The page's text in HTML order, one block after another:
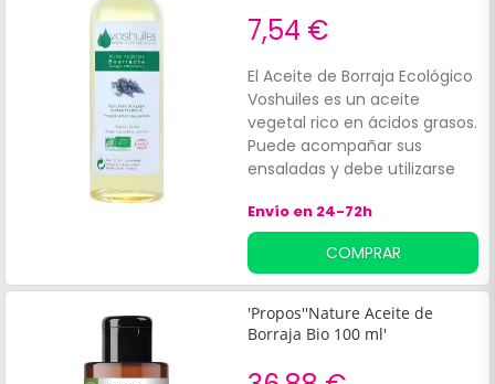
7,54 €
El Aceite de Borraja Ecológico
Voshuiles es un aceite
vegetal rico en ácidos grasos.
Puede acompañar sus
ensaladas y debe utilizarse
Agricultura Biológica FR-Bio 01.
Envío en 24-72h
COMPRAR
'Propos''Nature Aceite de
Borraja Bio 100 ml'